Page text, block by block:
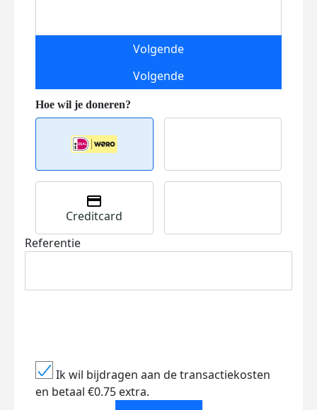
Volgende
Volgende
Creditcard
Referentie
Ik wil bijdragen aan de transactiekosten
en betaal €0.75 extra.